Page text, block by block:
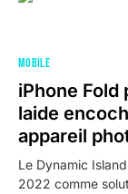
MOBILE
iPhone Fold
laide
appareil
Le Dynamic
2022 comme